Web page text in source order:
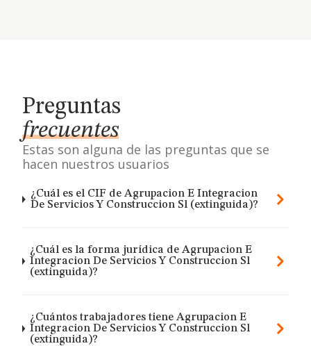
Preguntas
frecuentes
Estas son alguna de las preguntas que se
hacen nuestros usuarios
¿Cuál es el CIF de Agrupacion E Integracion
De Servicios Y Construccion Sl (extinguida)?
¿Cuál es la forma jurídica de Agrupacion E
Integracion De Servicios Y Construccion Sl
(extinguida)?
¿Cuántos trabajadores tiene Agrupacion E
Integracion De Servicios Y Construccion Sl
(extinguida)?